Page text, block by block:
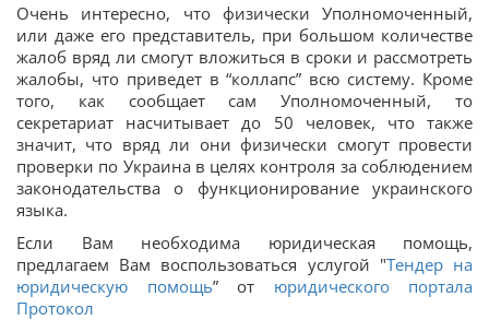
Очень интересно, что физически Уполномоченный,
или даже его представитель, при большом количестве
жалоб вряд ли смогут вложиться в сроки и рассмотреть
жалобы, что приведет в “коллапс” всю систему. Кроме
того, как сообщает сам Уполномоченный, то
секретариат насчитывает до 50 человек, что также
значит, что вряд ли они физически смогут провести
проверки по Украина в целях контроля за соблюдением
законодательства о функционирование украинского
языка.
Если Вам необходима юридическая помощь,
предлагаем Вам воспользоваться услугой "Тендер на
юридическую помощь” от юридического портала
Протокол